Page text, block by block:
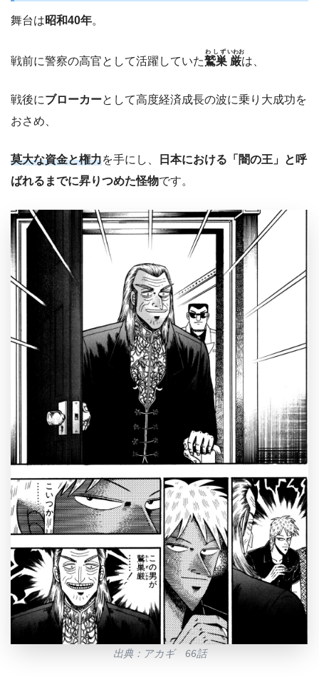
舞台は 昭和40年。
戦前に警察の高官として活躍していた鷲巣
わしず
厳
いわお
は、
戦後にブローカーとして高度経済成長の波に乗り大成功を
おさめ、
莫大な資金と権力を手にし、
日本における「闇の王」と呼
ばれるまでに昇りつめた怪物です。
出典：アカギ 66話